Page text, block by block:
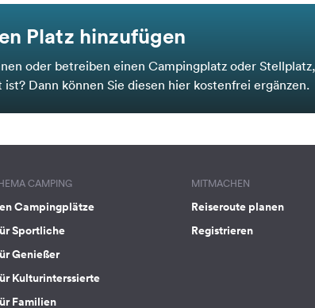
Platz hinzufügen
oder betreiben einen Campingplatz oder
Dann können Sie diesen hier kostenfrei ergänzen.
CAMPING
Campingplätze
Sportliche
Genießer
Kulturinterssierte
Familien
MITMACHEN
Reiseroute planen
Registrieren